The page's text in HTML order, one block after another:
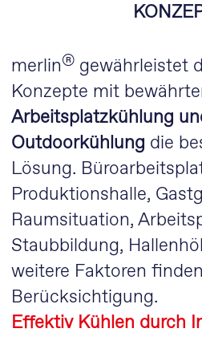
merlin®gewährleistet
Konzepte mit
Arbeitsplatzkühlung
Outdoorkühlung die
Lösung.
Produktionshalle,
Raumsituation,
Staubbildung,
weitere Faktoren finden
Berücksichtigung.
Effektiv Kühlen durch